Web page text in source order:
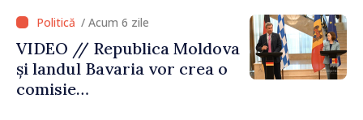
voluntară. Urmează etapa
proiectelor de dezvoltare
/ Acum 6 zile
VIDEO // Republica Moldova
și landul Bavaria vor crea o
comisie